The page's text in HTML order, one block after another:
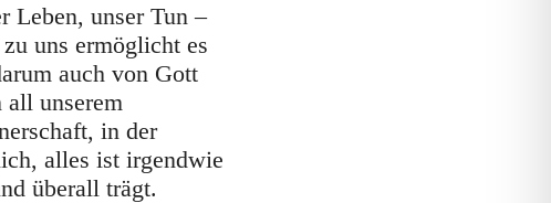
Leben, unser Tun –
uns ermöglicht es
auch von Gott
unserem
in der
alles ist irgendwie
überall trägt.